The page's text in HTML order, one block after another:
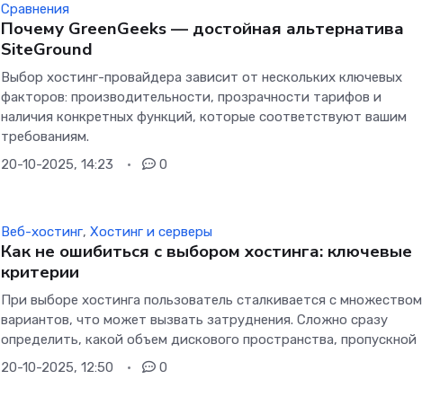
Сравнения
Почему GreenGeeks — достойная альтернатива
SiteGround
Выбор хостинг-провайдера зависит от нескольких ключевых
факторов: производительности, прозрачности тарифов и
наличия конкретных функций, которые соответствуют вашим
требованиям.
20-10-2025, 14:23
0
Веб-хостинг,Хостинг и серверы
Как не ошибиться с выбором хостинга: ключевые
критерии
При выборе хостинга пользователь сталкивается с множеством
вариантов, что может вызвать затруднения. Сложно сразу
определить, какой объем дискового пространства, пропускной
20-10-2025, 12:50
0